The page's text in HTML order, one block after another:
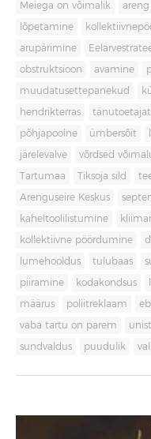
Meiega on võimalik areng
lõpetamine
arupärimine
obstruktsioon avamine
muudatusettepanekud
hendrikterras
põhjapoolne ümbersõit
järelevalve võrdsed
Tartumaa Tiksoja sild
Arenguseire Keskus
kaheltoolilistumine
kollektiivne pöördumine
lumehooldus tulubaas
piiramine kodakondsus
määrus poliitreklaam
vaba tartu on parem
sundvaldus puudulik